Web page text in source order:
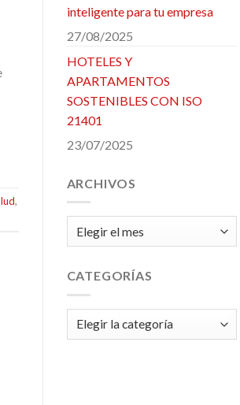
,
inteligente para tu empresa
27/08/2025
HOTELES Y
APARTAMENTOS
SOSTENIBLES CON ISO
21401
23/07/2025
ARCHIVOS
CATEGORÍAS
Categorías